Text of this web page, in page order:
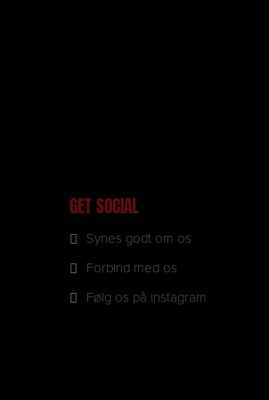
GET SOCIAL
Synes godt om os
Forbind med os
Følg os på instagram